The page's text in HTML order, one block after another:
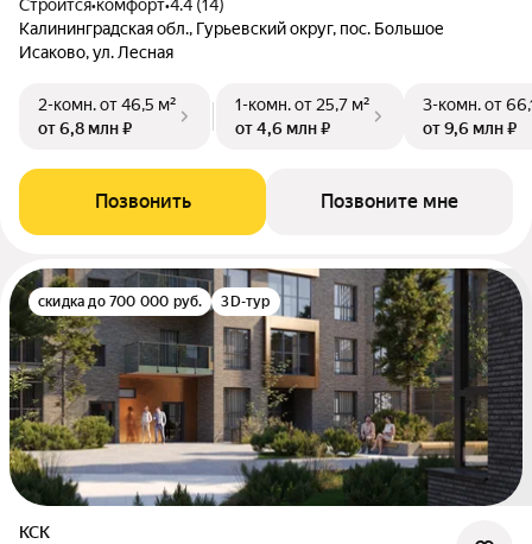
Строится•комфорт•4.4 (14)
Калининградская обл., Гурьевский округ, пос. Большое
Исаково, ул. Лесная
2-комн.от 46,5 м²
от 6,8 млн ₽
1-комн.от 25,7 м²
от 4,6 млн ₽
3-комн.от
от 9,6 млн ₽
Позвонить Позвоните мне
скидка до 700 000 руб. 3D-тур
КСК